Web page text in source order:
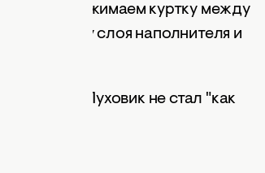
комки. Зажимаем куртку между
толщину слоя наполнителя и
Пуховик не стал "как